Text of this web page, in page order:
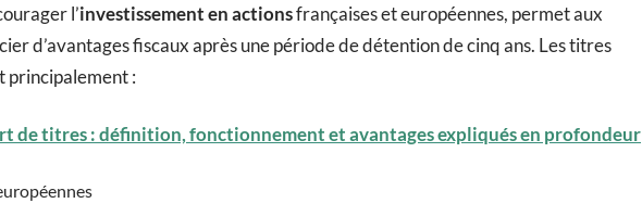
l’investissement en actionsfrançaises et européennes, permet aux
d’avantages fiscaux après une période de détention de cinq ans. Les titres
principalement :
de titres : définition, fonctionnement et avantages expliqués en profondeur